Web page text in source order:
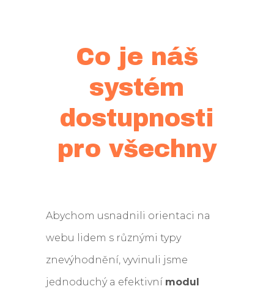
Co je náš
systém
dostupnosti
pro všechny
Abychom usnadnili orientaci na
webu lidem s různými typy
znevýhodnění, vyvinuli jsme
jednoduchý a efektivní modul